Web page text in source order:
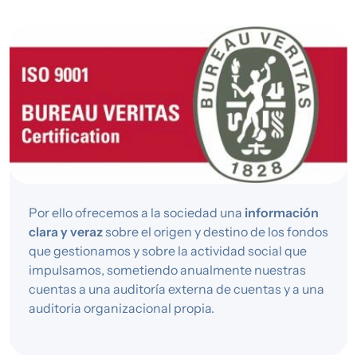
Por ello ofrecemos a la sociedad una información
clara y verazsobre el origen y destino de los fondos
que gestionamos y sobre la actividad social que
impulsamos, sometiendo anualmente nuestras
cuentas a una auditoría externa de cuentas y a una
auditoria organizacional propia.